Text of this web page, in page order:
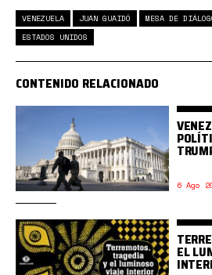
VENEZUELA JUAN GUAIDÓ MESA DE
ESTADOS UNIDOS
CONTENIDO RELACIONADO
6 Ago
EL